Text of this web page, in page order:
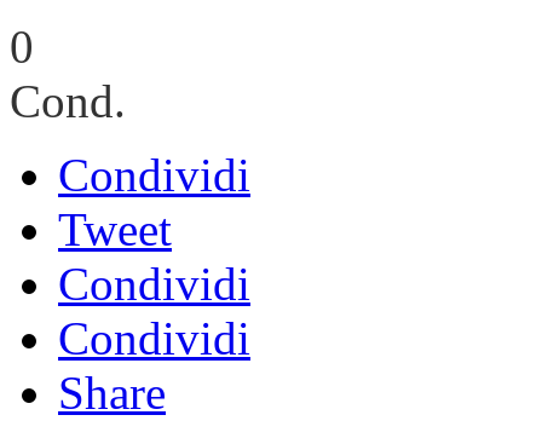
0
Cond.
Condividi
Tweet
Condividi
Condividi
Share